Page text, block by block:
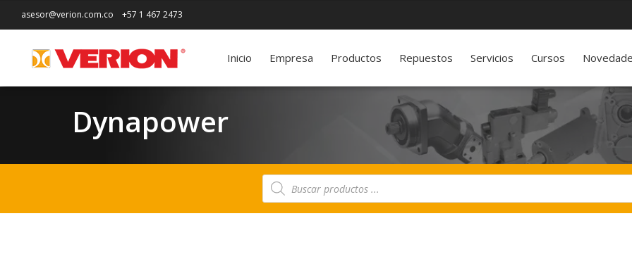
asesor@verion.com.co +57 1 467 2473
Inicio Empresa Productos Repuestos Servicios Cursos
Dynapower
Búsqueda
de
productos